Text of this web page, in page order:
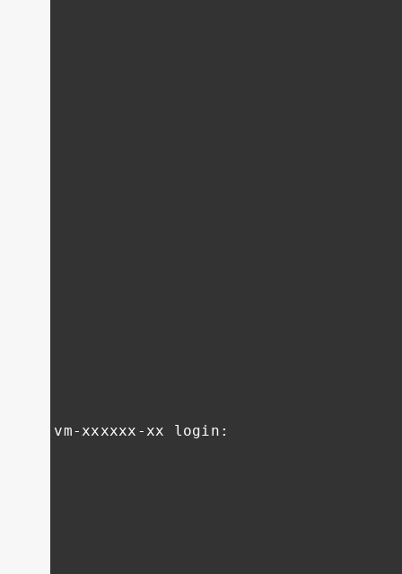
vm- xxxxxx - xx login :